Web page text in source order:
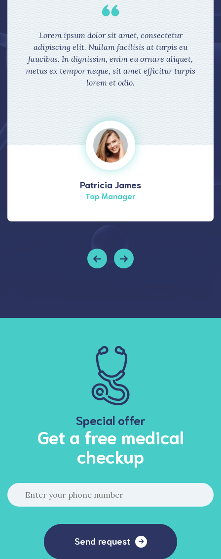
Lorem ipsum dolor sit amet, consectetur
adipiscing elit. Nullam facilisis at turpis eu
faucibus. In dignissim, enim eu ornare aliquet,
metus ex tempor neque, sit amet efficitur turpis
lorem et odio.
Patricia James
Top Manager
Special offer
Get a free medical
checkup
Send request